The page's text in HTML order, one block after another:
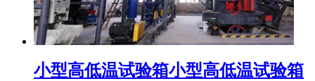
小型高低温试验箱小型高低温试验箱